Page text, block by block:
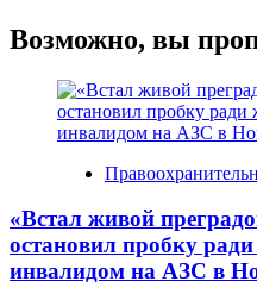
Возможно, вы
«Встал живой
остановил пробку
инвалидом на АЗС в